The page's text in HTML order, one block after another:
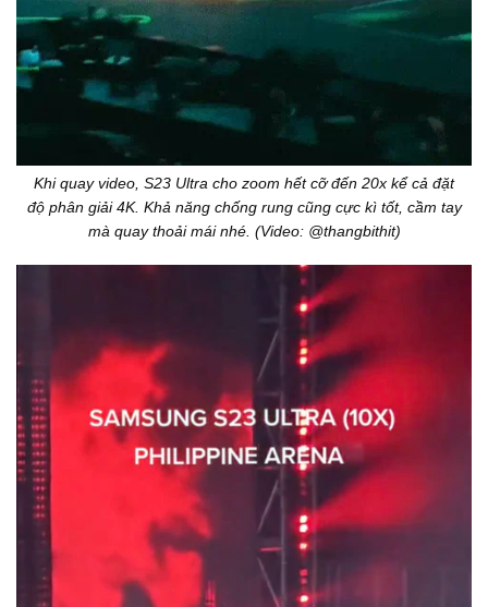
Khi quay video, S23 Ultra cho zoom hết cỡ đến 20x kể cả đặt
độ phân giải 4K. Khả năng chống rung cũng cực kì tốt, cầm tay
mà quay thoải mái nhé. (Video: @thangbithit)